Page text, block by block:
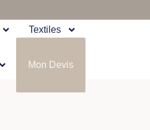
Textiles
Mon Devis